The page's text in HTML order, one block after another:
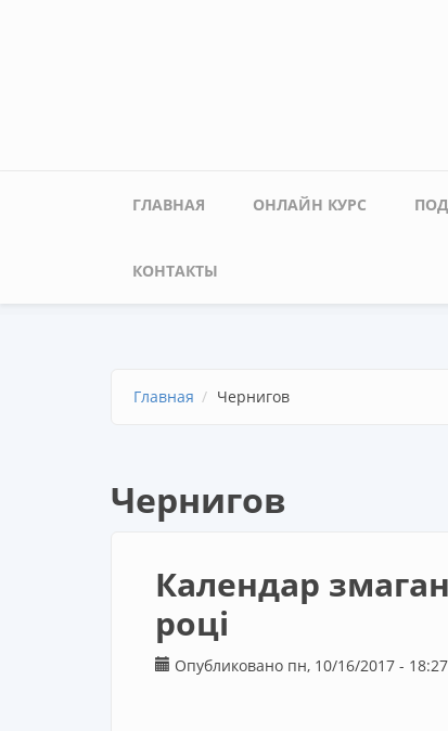
Главное меню
ГЛАВНАЯ ОНЛАЙН КУРС
КОНТАКТЫ
Главная Чернигов
Чернигов
Календар
році
Опубликовано пн, 10/16/2017 -